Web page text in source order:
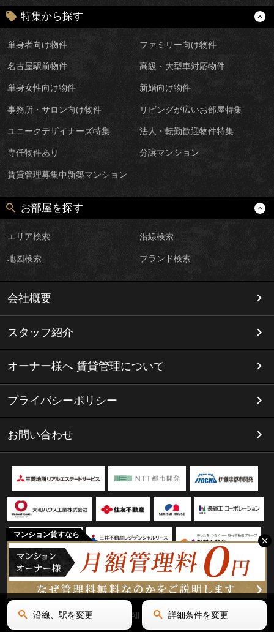
マンション貸すなら
特集から探す
単身者向け物件 ファミリー向け物件
名古屋駅前物件 高級・大型車対応物件
単身女性向け物件 新婚向け物件
事務所・サロン向け物件 リビングが広いお部屋特集
ユニークデザイナーズ特集 法人・転勤歓迎物件特集
専任物件あり 分譲マンション
賃貸管理募集中新築マンション
お部屋を探す
エリア検索 沿線検索
地図検索 ブランド検索
会社概要
スタッフ紹介
オーナー様へ 賃貸管理について
プライバシーポリシー
お問い合わせ
Copyright(C) リミテッド名古屋 All Rights Reserved.
沿線、駅を変更 詳細条件を変更